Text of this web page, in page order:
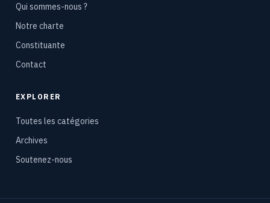
Qui sommes-nous ?
Notre charte
Constituante
Contact
EXPLORER
Toutes les catégories
Archives
Soutenez-nous